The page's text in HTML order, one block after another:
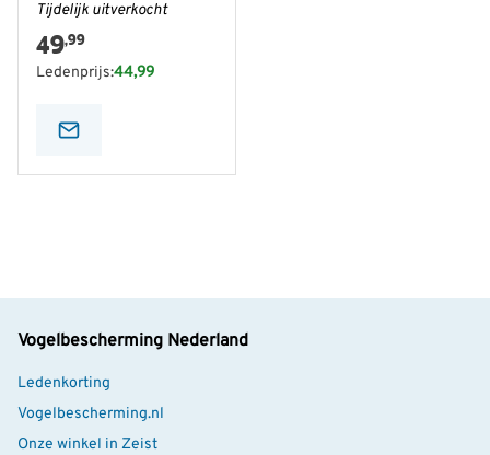
Tijdelijk uitverkocht
49,99
Ledenprijs:44,99
Vogelbescherming Nederland
Ledenkorting
Vogelbescherming.nl
Onze winkel in Zeist